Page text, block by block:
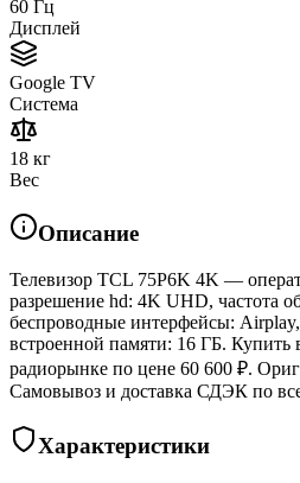
60 Гц
Дисплей
Google TV
Система
18 кг
Вес
Описание
Телевизор TCL 75P6K 4K —
разрешение hd: 4K UHD, частота
беспроводные интерфейсы:
встроенной памяти: 16 ГБ.
радиорынке по цене 60 600 ₽.
Самовывоз и доставка СДЭК по
Характеристики